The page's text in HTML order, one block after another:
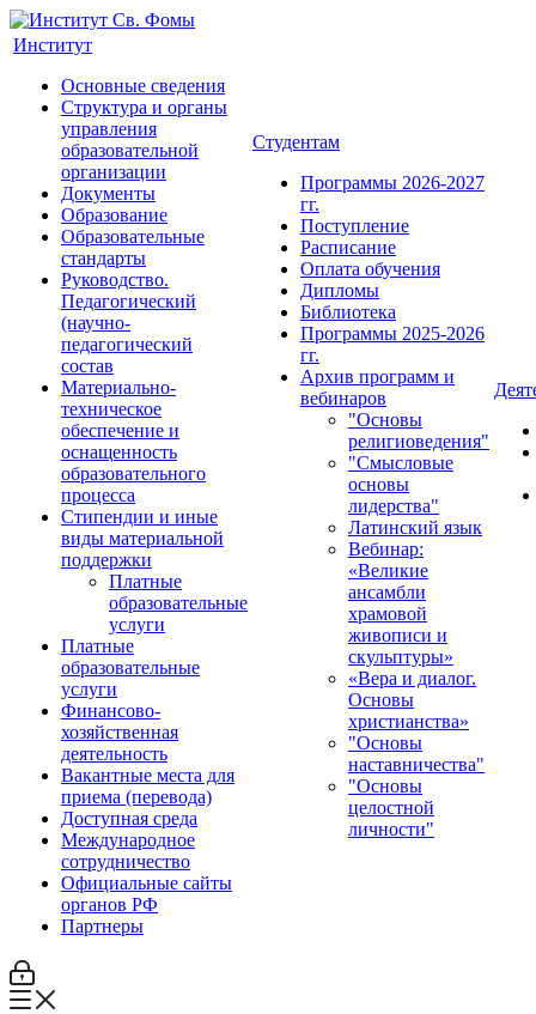
Институт
Основные сведения
Структура и органы
управления
образовательной
организации
Документы
Образование
Образовательные
стандарты
Руководство.
Педагогический
(научно-
педагогический
состав
Материально-
техническое
обеспечение и
оснащенность
образовательного
процесса
Стипендии и иные
виды материальной
поддержки
Платные
образовательные
услуги
Платные
образовательные
услуги
Финансово-
хозяйственная
деятельность
Вакантные места для
приема (перевода)
Доступная среда
Международное
сотрудничество
Официальные сайты
органов РФ
Партнеры
Студентам
Программы 2026-2027
гг.
Поступление
Расписание
Оплата обучения
Дипломы
Библиотека
Программы 2025-2026
гг.
Архив программ и
вебинаров
"Основы
религиоведения"
"Смысловые
основы
лидерства"
Латинский язык
Вебинар:
«Великие
ансамбли
храмовой
живописи и
скульптуры»
«Вера и диалог.
Основы
христианства»
"Основы
наставничества"
"Основы
целостной
личности"